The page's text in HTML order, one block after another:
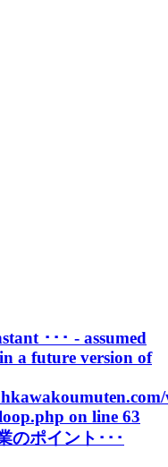
･･･ - assumed
a future version of
on line 63
のポイント･･･